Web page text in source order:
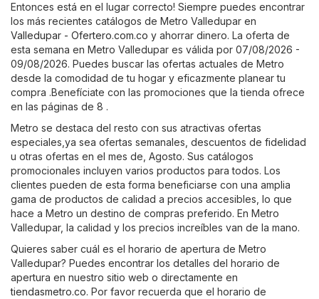
Entonces está en el lugar correcto! Siempre puedes encontrar
los más recientes catálogos de Metro Valledupar en
Valledupar - Ofertero.com.co y ahorrar dinero. La oferta de
esta semana en Metro Valledupar es válida por 07/08/2026 -
09/08/2026. Puedes buscar las ofertas actuales de Metro
desde la comodidad de tu hogar y eficazmente planear tu
compra .Benefíciate con las promociones que la tienda ofrece
en las páginas de 8 .
Metro se destaca del resto con sus atractivas ofertas
especiales,ya sea ofertas semanales, descuentos de fidelidad
u otras ofertas en el mes de, Agosto. Sus catálogos
promocionales incluyen varios productos para todos. Los
clientes pueden de esta forma beneficiarse con una amplia
gama de productos de calidad a precios accesibles, lo que
hace a Metro un destino de compras preferido. En Metro
Valledupar, la calidad y los precios increíbles van de la mano.
Quieres saber cuál es el horario de apertura de Metro
Valledupar? Puedes encontrar los detalles del horario de
apertura en nuestro sitio web o directamente en
tiendasmetro.co. Por favor recuerda que el horario de